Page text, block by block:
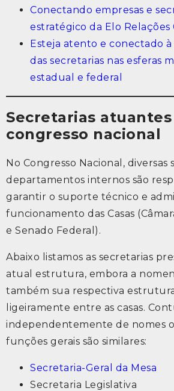
Conectando empresas e
estratégico da Elo
Esteja atento e conectado
das secretarias nas esferas
estadual e federal
Secretarias
congresso nacional
No Congresso Nacional, diversas
departamentos internos são
garantir o suporte técnico e
funcionamento das Casas
e Senado Federal).
Abaixo listamos as secretarias
atual estrutura, embora a
também sua respectiva
ligeiramente entre as casas.
independentemente de nomes
funções gerais são similares:
Secretaria-Geral da Mesa
Secretaria Legislativa